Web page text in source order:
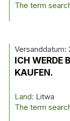
The term
ICH WERDE
KAUFEN.
Land: Litwa
The term